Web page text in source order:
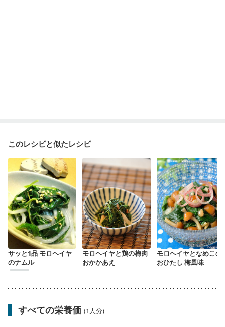
このレシピと似たレシピ
サッと1品 モロヘイヤ
のナムル
モロヘイヤと鶏の梅肉
おかかあえ
モロヘイヤとなめこの
おひたし 梅風味
すべての栄養価 (1人分)